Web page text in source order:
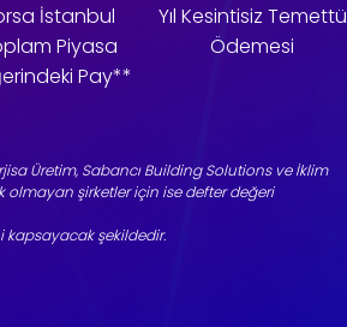
İstanbul
Piyasa
Pay**
Yıl Kesintisiz Temettü
Ödemesi
Üretim, Sabancı Building Solutions ve İklim
olmayan şirketler için ise defter değeri
kapsayacak şekildedir.